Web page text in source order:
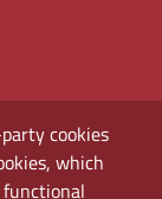
cookies
which